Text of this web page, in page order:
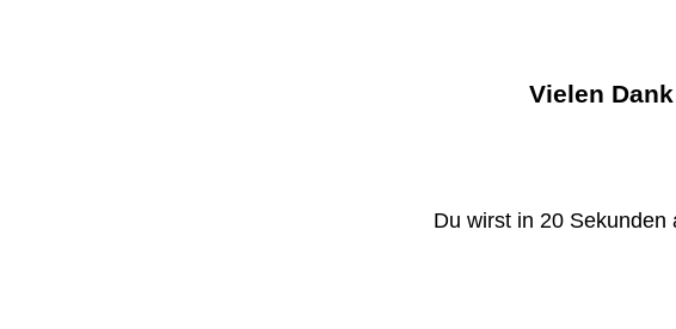
Vielen
Du wirst in 20